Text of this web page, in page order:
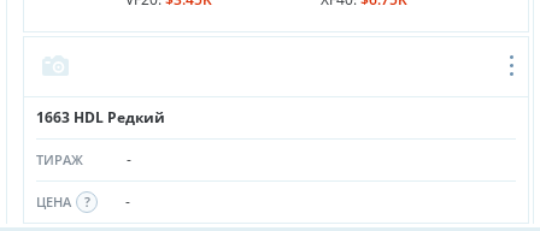
1663 HDL Редкий
ТИРАЖ -
ЦЕНА -